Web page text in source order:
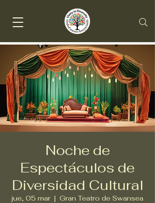
Noche de
Espectáculos de
Diversidad Cultural
jue, 05 mar
  |
Gran Teatro de Swansea